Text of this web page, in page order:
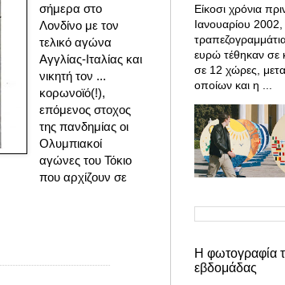
σήμερα στο
Λονδίνο με τον
τελικό αγώνα
Αγγλίας-Ιταλίας και
νικητή τον ...
κορωνοϊό(!),
επόμενος στοχος
της πανδημίας οι
Ολυμπιακοί
αγώνες του Τόκιο
που αρχίζουν σε
Είκοσι χρόνια
Ιανουαρίου 2002,
ευρώ τέθηκαν σε
σε 12 χώρες,
οποίων και η ...
Η φωτογραφία
εβδομάδας